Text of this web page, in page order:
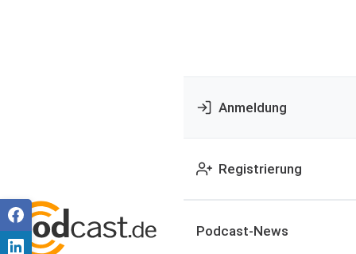
Anmeldung
Registrierung
Podcast-News